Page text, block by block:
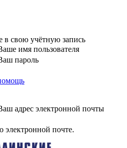
в свою учётную запись
имя пользователя
пароль
адрес электронной почты
электронной почте.